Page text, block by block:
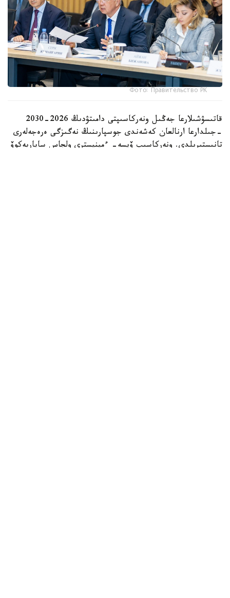
Фото: Правительство РК
قاتىسۋشىلارعا جەڭىل ونەركاسىپتى دامىتۋدىڭ 2026-2030
-جىلدارعا ارنالعان كەشەندى جوسپارىنىڭ نەگىزگى ەرەجەلەرى
تانىستىرىلدى. ونەركاسىپ ۆيسە- ءمينيسترى ولجاس ساپاربەكوۆ